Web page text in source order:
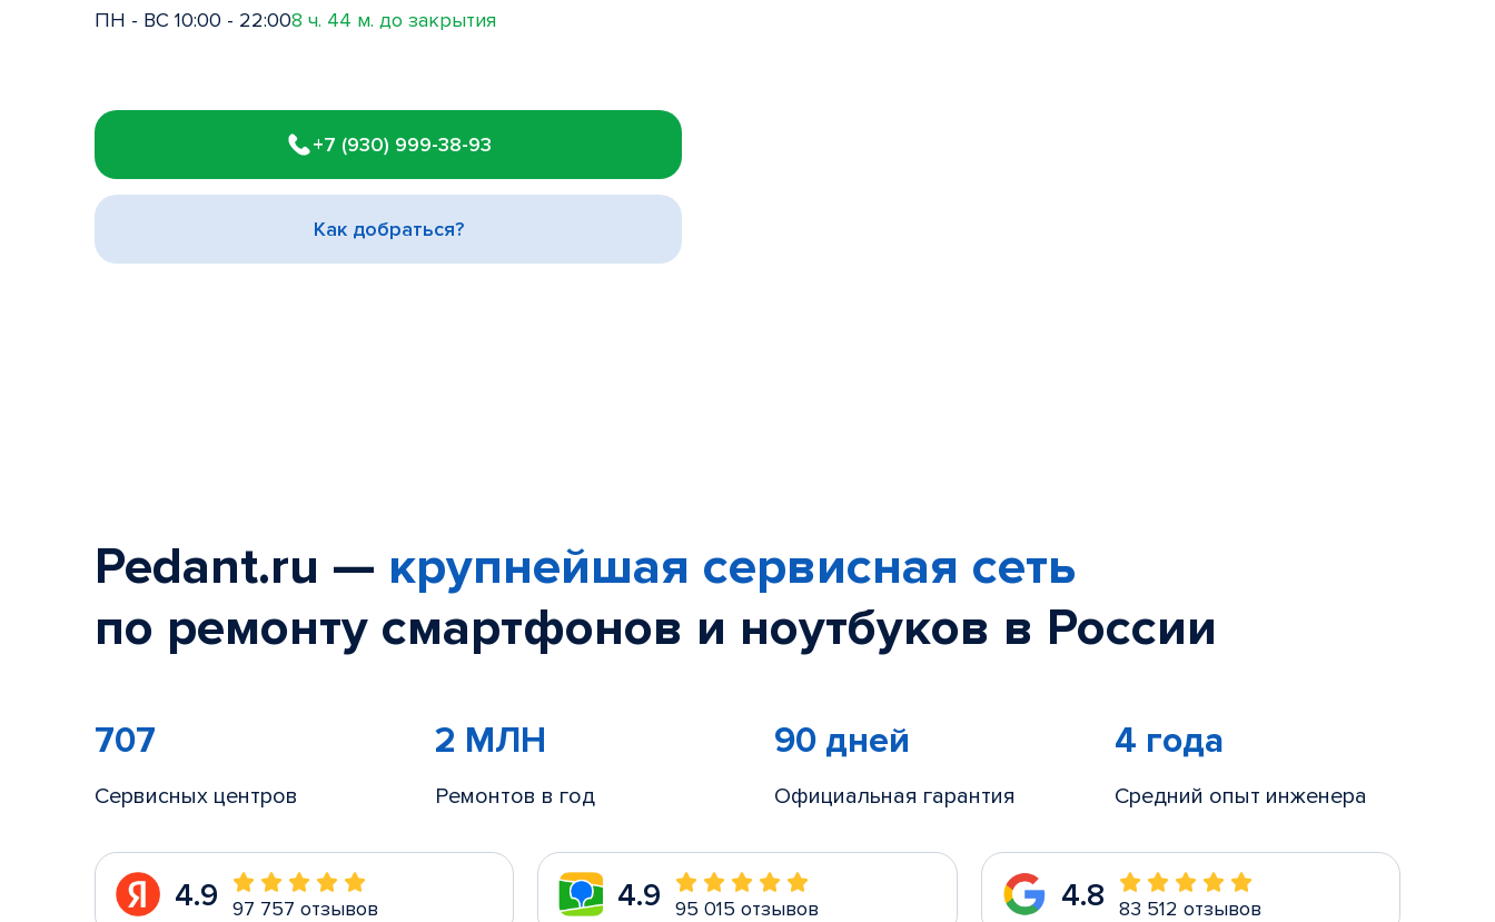
ПН - ВС 10:00 - 22:008 ч. 44 м. до закрытия
1
of
+7 (930) 999-38-93
Как добраться?
Pedant.ru — крупнейшая сервисная сеть
по ремонту смартфонов и ноутбуков в России
707
Сервисных центров
2 МЛН
Ремонтов в год
90 дней
Официальная гарантия
4 года
Средний опыт инженера
4.9 97 757 отзывов 4.9 95 015 отзывов 4.8 83 512 отзывов